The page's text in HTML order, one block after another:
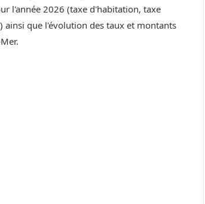
l'année 2026 (taxe d'habitation, taxe
ainsi que l'évolution des taux et montants